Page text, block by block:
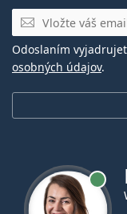
E-mail
Odoslaním
osobných údajov.